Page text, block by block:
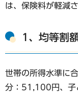
は、保険料が軽減さ
1、均等割
世帯の所得水準に
分：51,100円、子